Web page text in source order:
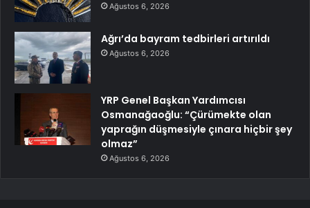
Ağustos 6, 2026
Ağrı’da bayram tedbirleri artırıldı
Ağustos 6, 2026
YRP Genel Başkan Yardımcısı
Osmanağaoğlu: “Çürümekte olan
yaprağın düşmesiyle çınara hiçbir şey
olmaz”
Ağustos 6, 2026